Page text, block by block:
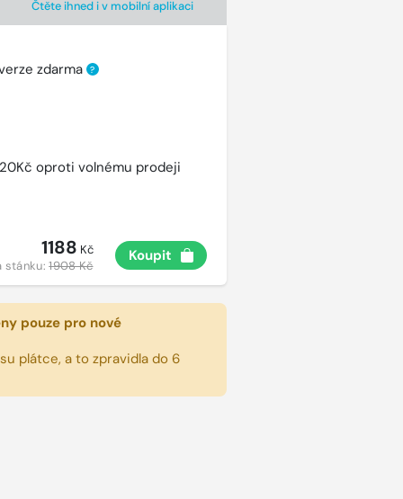
Čtěte ihned i v mobilní aplikaci
zdarma ?
oproti volnému prodeji
1188 Kč
stánku:1908 Kč
Koupit
pouze pro nové
plátce, a to zpravidla do 6